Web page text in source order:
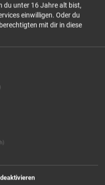
Kartendaten ab.
BFD Stellen auf der Karte
US-Anbieter, der Cookies
deiner Daten in
1 DSG-EKD, ein.
du unter 16 Jahre alt bist,
einwilligen. Oder du
mit dir in diese